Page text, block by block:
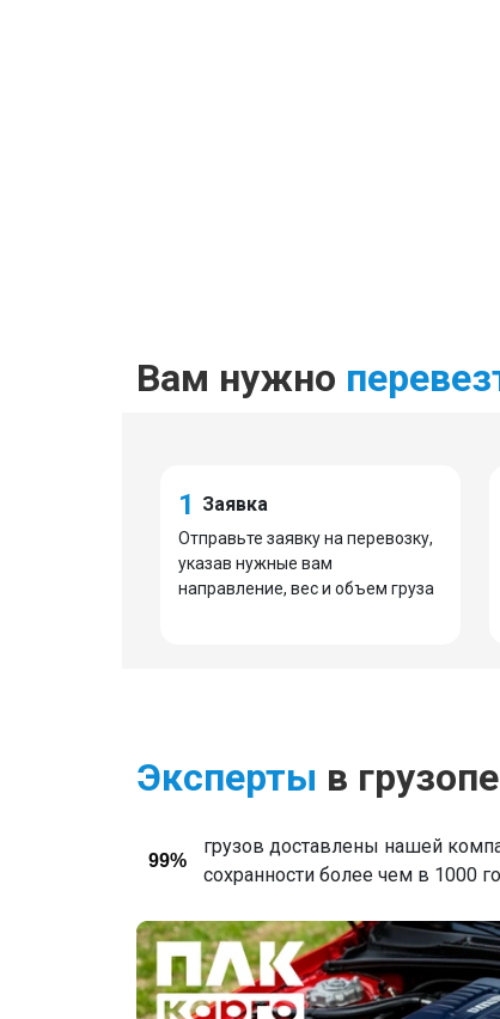
Вам нужно
1 Заявка
Отправьте заявку на перевозку,
указав нужные вам
направление, вес и объем груза
Эксперты в
99%
грузов доставлены нашей
сохранности более чем в 1000